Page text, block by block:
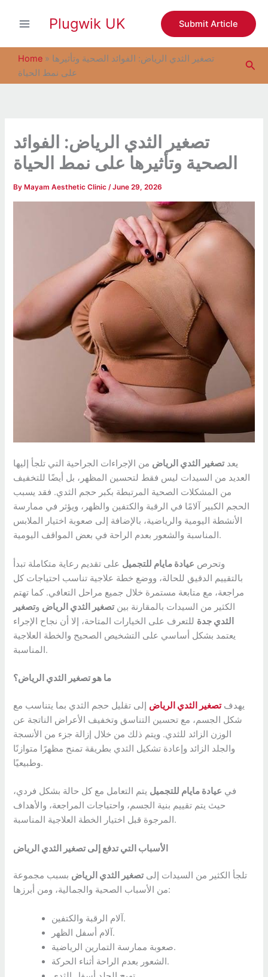
Plugwik UK Submit Article
Home » تصغير الثدي الرياض: الفوائد الصحية وتأثيرها
على نمط الحياة
تصغير الثدي الرياض: الفوائد
الصحية وتأثيرها على نمط الحياة
By Mayam Aesthetic Clinic/June 29, 2026
يعدتصغير الثدي الرياض من الإجراءات الجراحية التي تلجأ إليها
العديد من السيدات ليس فقط لتحسين المظهر، بل أيضًا للتخفيف
من المشكلات الصحية المرتبطة بكبر حجم الثدي. فقد يسبب
الحجم الكبير آلامًا في الرقبة والكتفين والظهر، ويؤثر في ممارسة
الأنشطة اليومية والرياضية، بالإضافة إلى صعوبة اختيار الملابس
المناسبة والشعور بعدم الراحة في بعض المواقف اليومية.
وتحرص عيادة مايام للتجميل على تقديم رعاية متكاملة تبدأ
بالتقييم الدقيق للحالة، ووضع خطة علاجية تناسب احتياجات كل
مراجعة، مع متابعة مستمرة خلال جميع مراحل التعافي. كما تهتم
الكثير من السيدات بالمقارنة بينتصغير الثدي الرياض وتصغير
الثدي جدة للتعرف على الخيارات المتاحة، إلا أن نجاح الإجراء
يعتمد بشكل أساسي على التشخيص الصحيح والخطة العلاجية
المناسبة.
ما هو تصغير الثدي الرياض؟
يهدفتصغير الثدي الرياض إلى تقليل حجم الثدي بما يتناسب مع
شكل الجسم، مع تحسين التناسق وتخفيف الأعراض الناتجة عن
الوزن الزائد للثدي. ويتم ذلك من خلال إزالة جزء من الأنسجة
والجلد الزائد وإعادة تشكيل الثدي بطريقة تمنح مظهرًا متوازنًا
وطبيعيًا.
في عيادة مايام للتجميل يتم التعامل مع كل حالة بشكل فردي،
حيث يتم تقييم بنية الجسم، واحتياجات المراجعة، والأهداف
المرجوة قبل اختيار الخطة العلاجية المناسبة.
الأسباب التي تدفع إلى تصغير الثدي الرياض
تلجأ الكثير من السيدات إلىتصغير الثدي الرياض بسبب مجموعة
من الأسباب الصحية والجمالية، ومن أبرزها:
آلام الرقبة والكتفين.
آلام أسفل الظهر.
صعوبة ممارسة التمارين الرياضية.
الشعور بعدم الراحة أثناء الحركة.